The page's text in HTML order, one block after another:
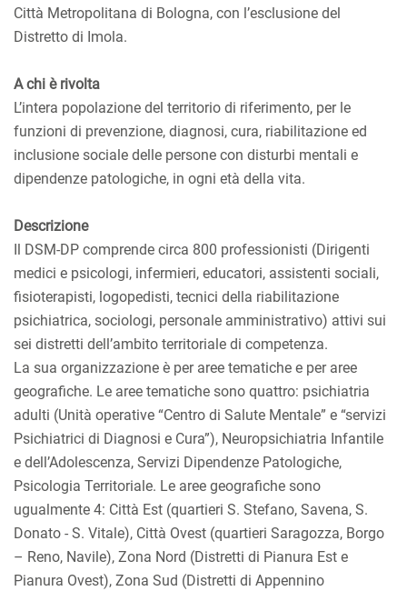
Città Metropolitana di Bologna, con l’esclusione del
Distretto di Imola.
A chi è rivolta
L’intera popolazione del territorio di riferimento, per le
funzioni di prevenzione, diagnosi, cura, riabilitazione ed
inclusione sociale delle persone con disturbi mentali e
dipendenze patologiche, in ogni età della vita.
Descrizione
Il DSM-DP comprende circa 800 professionisti (Dirigenti
medici e psicologi, infermieri, educatori, assistenti sociali,
fisioterapisti, logopedisti, tecnici della riabilitazione
psichiatrica, sociologi, personale amministrativo) attivi sui
sei distretti dell’ambito territoriale di competenza.
La sua organizzazione è per aree tematiche e per aree
geografiche. Le aree tematiche sono quattro: psichiatria
adulti (Unità operative “Centro di Salute Mentale” e “servizi
Psichiatrici di Diagnosi e Cura”), Neuropsichiatria Infantile
e dell’Adolescenza, Servizi Dipendenze Patologiche,
Psicologia Territoriale. Le aree geografiche sono
ugualmente 4: Città Est (quartieri S. Stefano, Savena, S.
Donato - S. Vitale), Città Ovest (quartieri Saragozza, Borgo
– Reno, Navile), Zona Nord (Distretti di Pianura Est e
Pianura Ovest), Zona Sud (Distretti di Appennino